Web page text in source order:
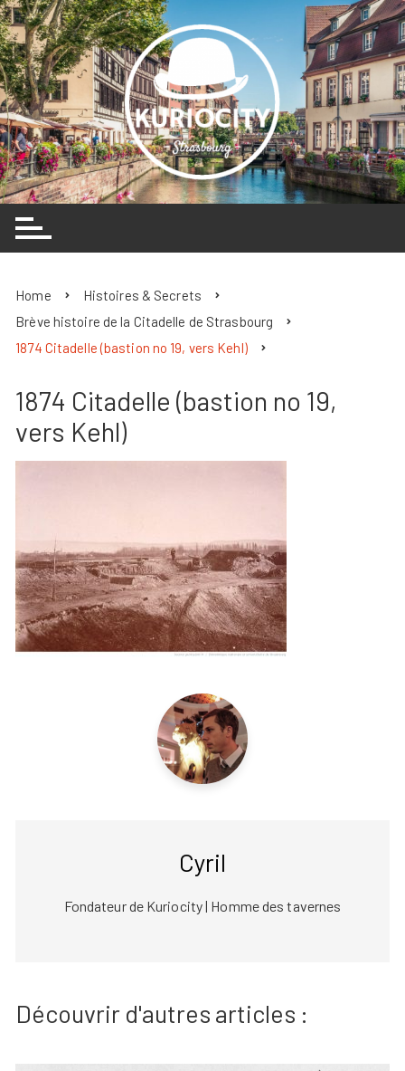
Skip
to
content
Home
Histoires & Secrets
Brève histoire de la Citadelle de Strasbourg
1874 Citadelle (bastion no 19, vers Kehl)
1874 Citadelle (bastion no 19,
vers Kehl)
Cyril
Fondateur de Kuriocity | Homme des tavernes
Découvrir d'autres articles :